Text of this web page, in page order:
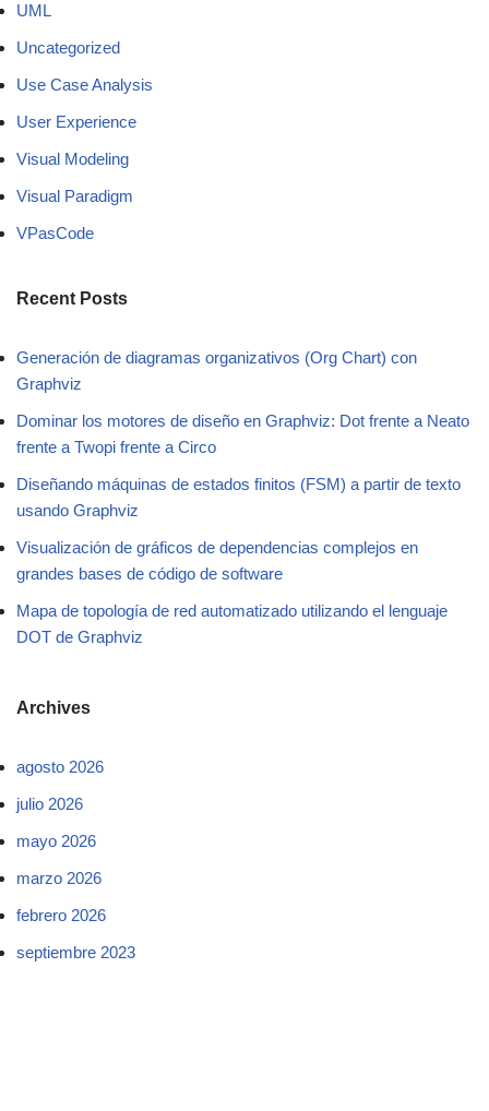
UML
Uncategorized
Use Case Analysis
User Experience
Visual Modeling
Visual Paradigm
VPasCode
Recent Posts
Generación de diagramas organizativos (Org Chart) con
Graphviz
Dominar los motores de diseño en Graphviz: Dot frente a Neato
frente a Twopi frente a Circo
Diseñando máquinas de estados finitos (FSM) a partir de texto
usando Graphviz
Visualización de gráficos de dependencias complejos en
grandes bases de código de software
Mapa de topología de red automatizado utilizando el lenguaje
DOT de Graphviz
Archives
agosto 2026
julio 2026
mayo 2026
marzo 2026
febrero 2026
septiembre 2023